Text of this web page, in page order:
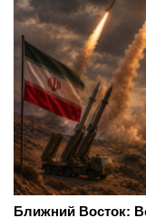
Ближний Восток: